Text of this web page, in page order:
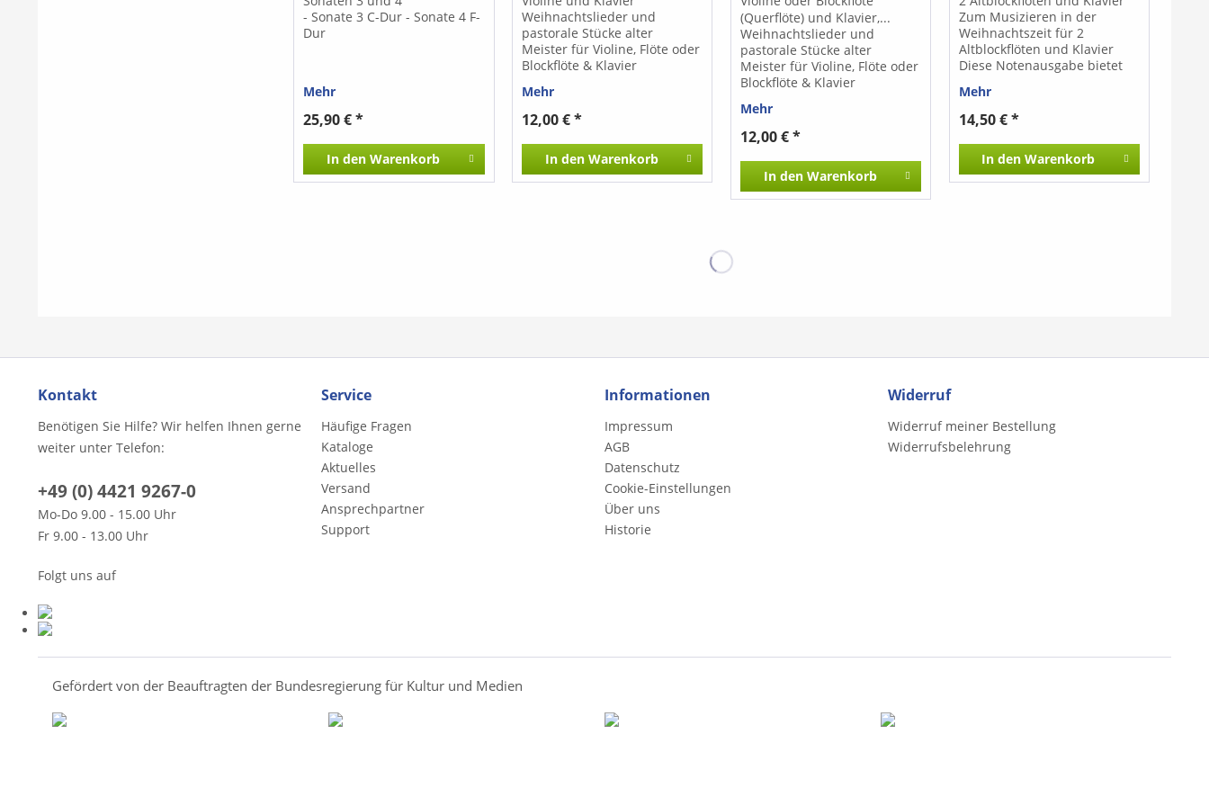
auch klanglichen Reiz.
- Sonate 3 C-Dur - Sonate 4 F-
Dur
Mehr
25,90 € *
In den Warenkorb
Weihnachtslieder und
pastorale Stücke alter
Meister für Violine, Flöte oder
Blockflöte & Klavier
Mehr
12,00 € *
In den Warenkorb
(Querflöte) und Klavier,...
Weihnachtslieder und
pastorale Stücke alter
Meister für Violine, Flöte oder
Blockflöte & Klavier
Mehr
12,00 € *
In den Warenkorb
Zum Musizieren in der
Weihnachtszeit für 2
Altblockflöten und Klavier
Diese Notenausgabe bietet
Sammlung leichter
Weihnachtslieder für zwei
Altblockflöten. Die leicht
spielbaren Arrangements
eignen sich ideal für den
Unterricht, weihnachtliche
Mehr
14,50 € *
In den Warenkorb
Kontakt
Benötigen Sie Hilfe? Wir helfen Ihnen gerne
weiter unter Telefon:
+49 (0) 4421 9267-0
Mo-Do 9.00 - 15.00 Uhr
Fr 9.00 - 13.00 Uhr
Folgt uns auf
Service
Häufige Fragen
Kataloge
Aktuelles
Versand
Ansprechpartner
Support
Informationen
Impressum
AGB
Datenschutz
Cookie-Einstellungen
Über uns
Historie
Widerruf
Widerruf meiner Bestellung
Widerrufsbelehrung
Gefördert von der Beauftragten der Bundesregierung für Kultur und Medien